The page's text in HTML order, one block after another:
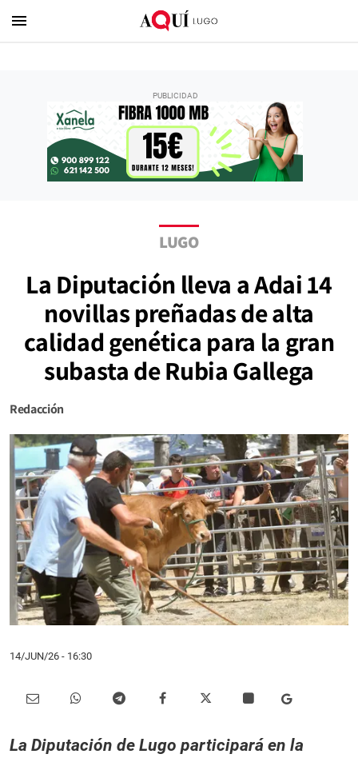
menu
LUGO
La Diputación lleva a Adai 14
novillas preñadas de alta
calidad genética para la gran
subasta de Rubia Gallega
Redacción
14/JUN/26 - 16:30
La Diputación de Lugo participará en la